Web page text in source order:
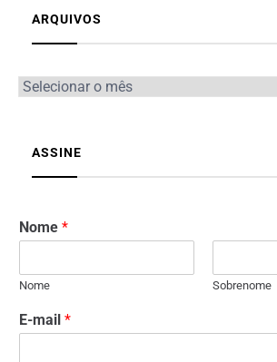
ARQUIVOS
ASSINE
Nome *
Nome Sobrenome
E-mail *